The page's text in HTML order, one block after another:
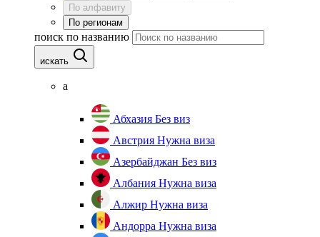
По алфавиту
По регионам
поиск по названию
искать
а
Абхазия Без виз
Австрия Нужна виза
Азербайджан Без виз
Албания Нужна виза
Алжир Нужна виза
Андорра Нужна виза